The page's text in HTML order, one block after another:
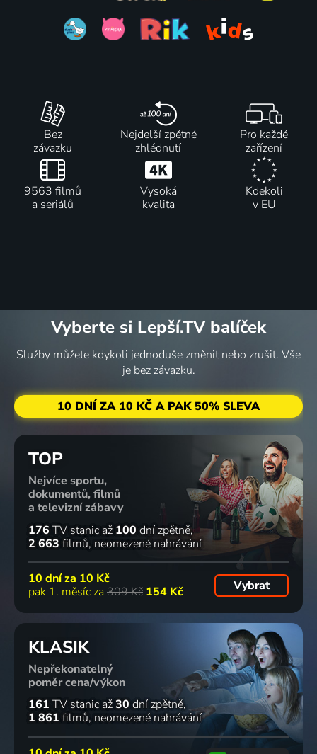
Bez
závazku
Nejdelší zpětné
zhlédnutí
Pro každé
zařízení
9563 filmů
a seriálů
Vysoká
kvalita
Kdekoli
v EU
Vyberte si Lepší.TV balíček
Služby můžete kdykoli jednoduše změnit nebo zrušit. Vše
je bez závazku.
10 DNÍ ZA 10 KČ A PAK 50% SLEVA
TOP
Nejvíce sportu,
dokumentů, filmů
a televizní zábavy
176 TV stanic až 100 dní zpětně
2 663 filmů neomezené nahrávání
10 dní za 10 Kč
pak 1. měsíc za 309 Kč 154 Kč Vybrat
KLASIK
Nepřekonatelný
poměr cena/výkon
161 TV stanic až30 dní zpětně
1 861 filmů neomezené nahrávání